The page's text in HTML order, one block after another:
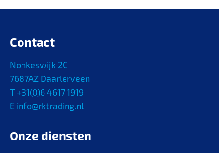
Contact
Nonkeswijk 2C
7687AZ Daarlerveen
T +31(0)6 4617 1919
E info@rktrading.nl
Onze diensten